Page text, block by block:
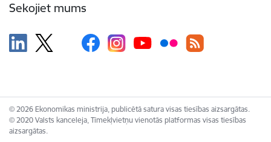
Sekojiet mums
© 2026 Ekonomikas ministrija, publicētā satura visas tiesības aizsargātas.
© 2020 Valsts kanceleja, Tīmekļvietņu vienotās platformas visas tiesības
aizsargātas.